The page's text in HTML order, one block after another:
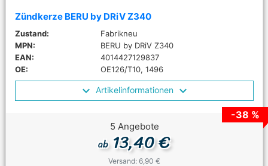
Zündkerze BERU by DRiV Z340
Zustand:
Fabrikneu
MPN:
BERU by DRiV Z340
EAN:
4014427129837
OE:
OE126/T10, 1496
Artikelinformationen
-38 %
5 Angebote
ab13,40 €
Versand: 6,90 €